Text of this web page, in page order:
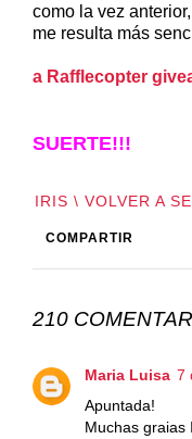
como la vez
me resulta más
a Rafflecopter
SUERTE!!!
IRIS \ VOLVER A
COMPARTIR
210
Maria Luisa 7
Apuntada!
Muchas graias